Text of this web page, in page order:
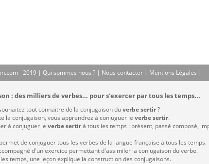
- 2019 | Qui sommes nous ? | Nous contacter | Mentions Légales |
: des milliers de verbes... pour s'exercer par tous les temps...
tout connaitre de la conjugaison duverbe sertir?
la conjugaison, vous apprendrez à conjuguer le verbe sertir.
à conjuguer le verbe sertirà tous les temps : présent, passé composé,
permet de conjuguer tous les verbes de la langue française à tous les temps.
d'un exercice permettant d'assimiler la conjugaison du verbe.
temps, une leçon explique la construction des conjugaisons.